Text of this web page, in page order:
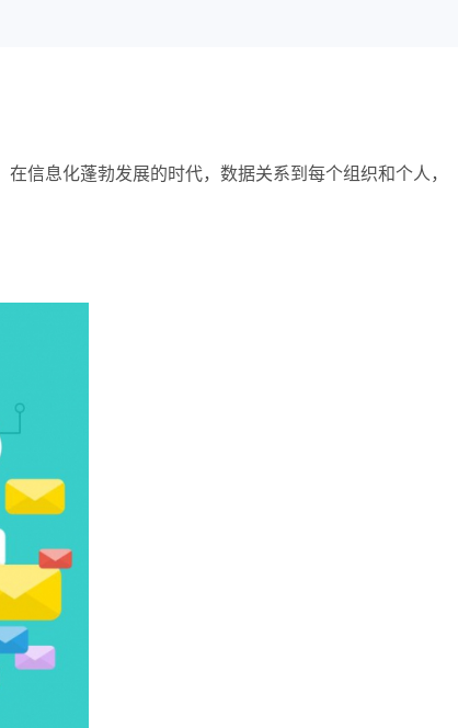
在信息化蓬勃发展的时代，数据关系到每个组织和个人，